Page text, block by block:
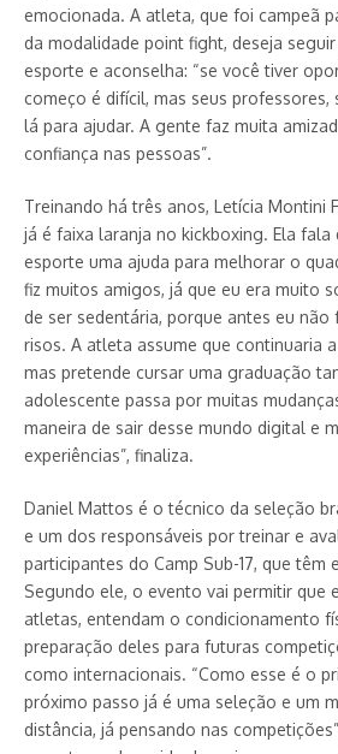
emocionada. A atleta, que foi campeã
da modalidade point fight, deseja
esporte e aconselha: “se você tiver
começo é difícil, mas seus
lá para ajudar. A gente faz muita
confiança nas pessoas”.
Treinando há três anos, Letícia Montini
já é faixa laranja no kickboxing. Ela
esporte uma ajuda para melhorar o
fiz muitos amigos, já que eu era muito
de ser sedentária, porque antes eu não
risos. A atleta assume que continuaria
mas pretende cursar uma graduação
adolescente passa por muitas
maneira de sair desse mundo digital e
experiências”, finaliza.
Daniel Mattos é o técnico da seleção
e um dos responsáveis por treinar e
participantes do Camp Sub-17, que têm
Segundo ele, o evento vai permitir que
atletas, entendam o condicionamento
preparação deles para futuras
como internacionais. “Como esse é o
próximo passo já é uma seleção e um
distância, já pensando nas